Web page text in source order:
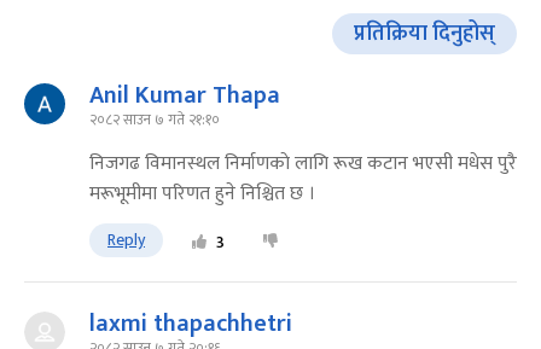
प्रतिक्रिया दिनुहोस्
Anil Kumar Thapa
२०८२ साउन ७ गते २१:१०
निजगढ विमानस्थल निर्माणकाे लागि रूख कटान भएसी मधेस पुरै
मरूभूमीमा परिणत हुने निश्चित छ ।
Reply 3
laxmi thapachhetri